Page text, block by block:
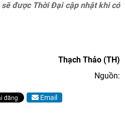
được Thời Đại cập nhật khi có
Thạch Thảo (TH)
Nguồn:
Email